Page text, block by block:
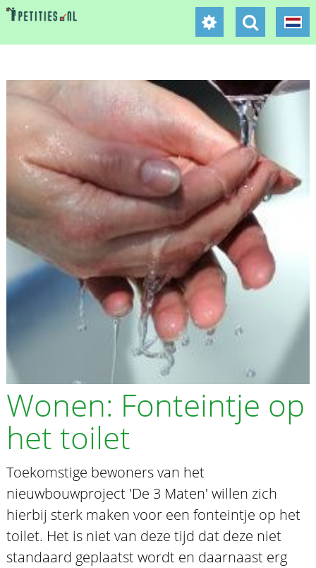
Wonen: Fonteintje op
het toilet
Toekomstige bewoners van het
nieuwbouwproject 'De 3 Maten' willen zich
hierbij sterk maken voor een fonteintje op het
toilet. Het is niet van deze tijd dat deze niet
standaard geplaatst wordt en daarnaast erg